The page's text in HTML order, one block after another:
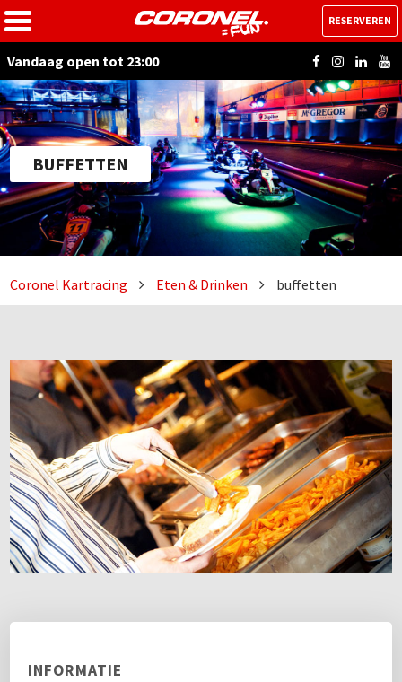
Vandaag open tot 23:00
RESERVEREN
BUFFETTEN
Coronel Kartracing Eten & Drinken buffetten
INFORMATIE